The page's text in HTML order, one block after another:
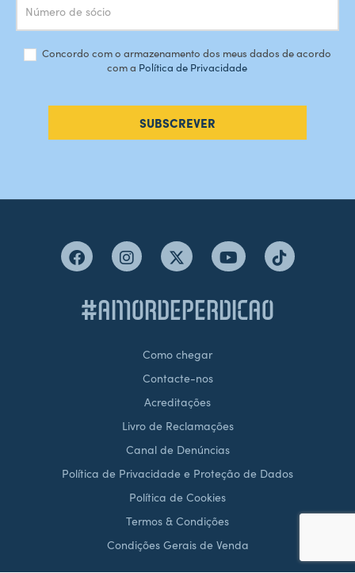
Concordo com o armazenamento dos meus dados de acordo
com a Política de Privacidade
SUBSCREVER
#AMORDEPERDICAO
Como chegar
Contacte-nos
Acreditações
Livro de Reclamações
Canal de Denúncias
Política de Privacidade e Proteção de Dados
Política de Cookies
Termos & Condições
Condições Gerais de Venda